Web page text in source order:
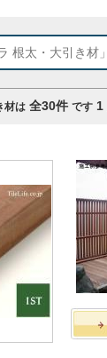
材は 全30件 です 1